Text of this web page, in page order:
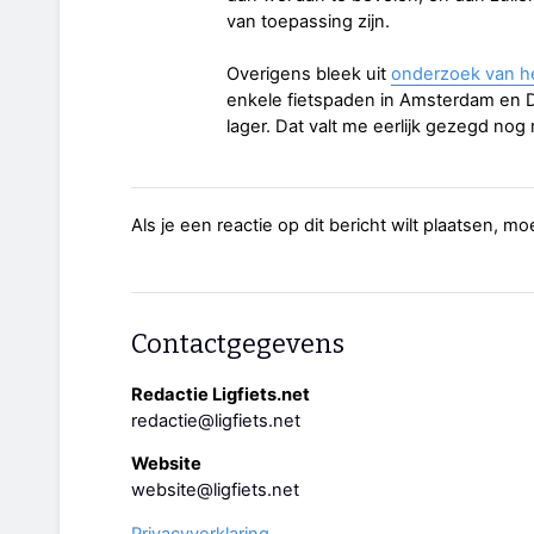
van toepassing zijn.
Overigens bleek uit onderzoek van
enkele fietspaden in Amsterdam en
lager. Dat valt me eerlijk gezegd nog
Als je een reactie op dit bericht wilt plaatsen,
Contactgegevens
Redactie Ligfiets.net
redactie@ligfiets.net
Website
website@ligfiets.net